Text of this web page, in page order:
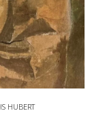
HUBERT